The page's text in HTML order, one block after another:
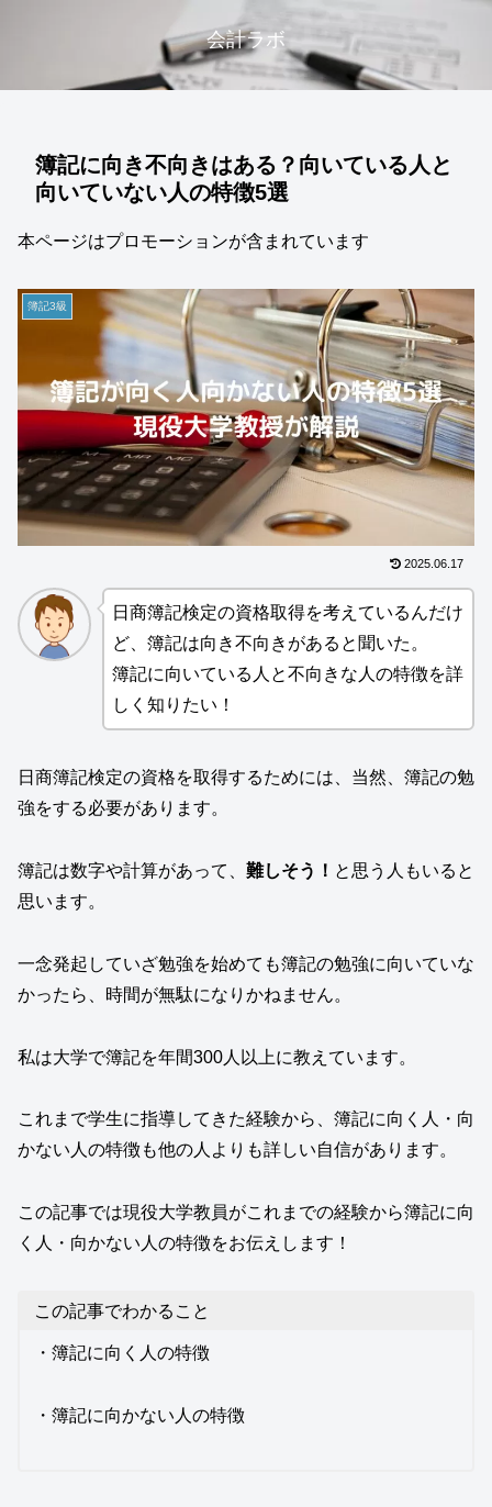
会計ラボ
簿記に向き不向きはある？向いている人と
向いていない人の特徴5選
本ページはプロモーションが含まれています
簿記3級
2025.06.17
日商簿記検定の資格取得を考えているんだけ
ど、簿記は向き不向きがあると聞いた。
簿記に向いている人と不向きな人の特徴を詳
しく知りたい！
日商簿記検定の資格を取得するためには、当然、簿記の勉
強をする必要があります。
簿記は数字や計算があって、 難しそう！ と思う人もいると
思います。
一念発起していざ勉強を始めても簿記の勉強に向いていな
かったら、時間が無駄になりかねません。
私は大学で簿記を年間300人以上に教えています。
これまで学生に指導してきた経験から、簿記に向く人・向
かない人の特徴も他の人よりも詳しい自信があります。
この記事では現役大学教員がこれまでの経験から簿記に向
く人・向かない人の特徴をお伝えします！
この記事でわかること
・簿記に向く人の特徴
・簿記に向かない人の特徴